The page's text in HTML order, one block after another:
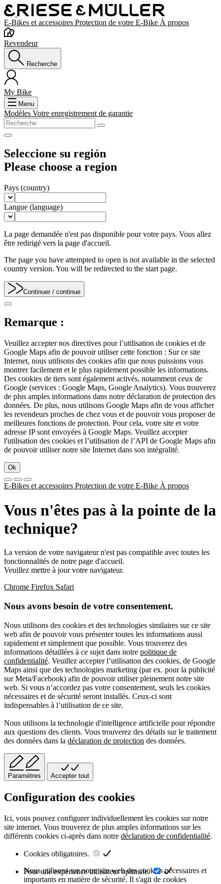
E-Bikes et accessoires Protection de votre E-Bike À propos
Revendeur
Recherche
My Bike
Menu
Modèles Votre enregistrement de garantie
Seleccione su región
Please choose a region
Pays (country)
Langue (language)
La page demandée n'est pas disponible pour votre pays. Vous allez
être redirigé vers la page d'accueil.
The page you have attempted to open is not available in the selected
country version. You will be redirected to the start page.
Continuer / continue
Remarque :
Veuillez accepter nos directives pour l’utilisation de cookies et de
Google Maps afin de pouvoir utiliser cette fonction : Sur ce site
Internet, nous utilisons des cookies afin que nous puissions vous
montrer facilement et le plus rapidement possible les informations.
Des cookies de tiers sont également activés, notamment ceux de
Google (services : Google Maps, Google Analytics). Vous trouverez
de plus amples informations dans notre déclaration de protection des
données. De plus, nous utilisons Google Maps afin de vous afficher
les revendeurs proches de chez vous et de pouvoir vous proposer de
meilleures fonctions de protection. Pour cela, votre site et votre
adresse IP sont envoyées à Google Maps. Veuillez accepter
l'utilisation des cookies et l’utilisation de l’API de Google Maps afin
de pouvoir utiliser notre site Internet dans son intégralité.
Ok
E-Bikes et accessoires Protection de votre E-Bike À propos
Vous n'êtes pas à la pointe de la
technique?
La version de votre navigateur n'est pas compatible avec toutes les
fonctionnalités de notre page d'accueil.
Veuillez mettre à jour votre navigateur.
Chrome Firefox Safari
Nous avons besoin de votre consentement.
Nous utilisons des cookies et des technologies similaires sur ce site
web afin de pouvoir vous présenter toutes les informations aussi
rapidement et simplement que possible. Vous trouverez des
informations détaillées à ce sujet dans notre politique de
confidentialité. Veuillez accepter l’utilisation des cookies, de Google
Maps ainsi que des technologies marketing (par ex. pour la publicité
sur Meta/Facebook) afin de pouvoir utiliser pleinement notre site
web. Si vous n’accordez pas votre consentement, seuls les cookies
nécessaires et de sécurité seront installés. Ceux-ci sont
indispensables à l’utilisation de ce site.
Nous utilisons la technologie d'intelligence artificielle pour répondre
aux questions des clients. Vous trouverez des détails sur le traitement
des données dans la déclaration de protection des données.
Paramètres Accepter tout
Configuration des cookies
Ici, vous pouvez configurer individuellement les cookies sur notre
site internet. Vous trouverez de plus amples informations sur les
différents cookies ci-après dans notre déclaration de confidentialité.
Cookies obligatoires.
Nous utilisons sur notre site web des cookies nécessaires et
importants en matière de sécurité. Il s'agit de cookies
Pour une expérience utilisateur optimale.